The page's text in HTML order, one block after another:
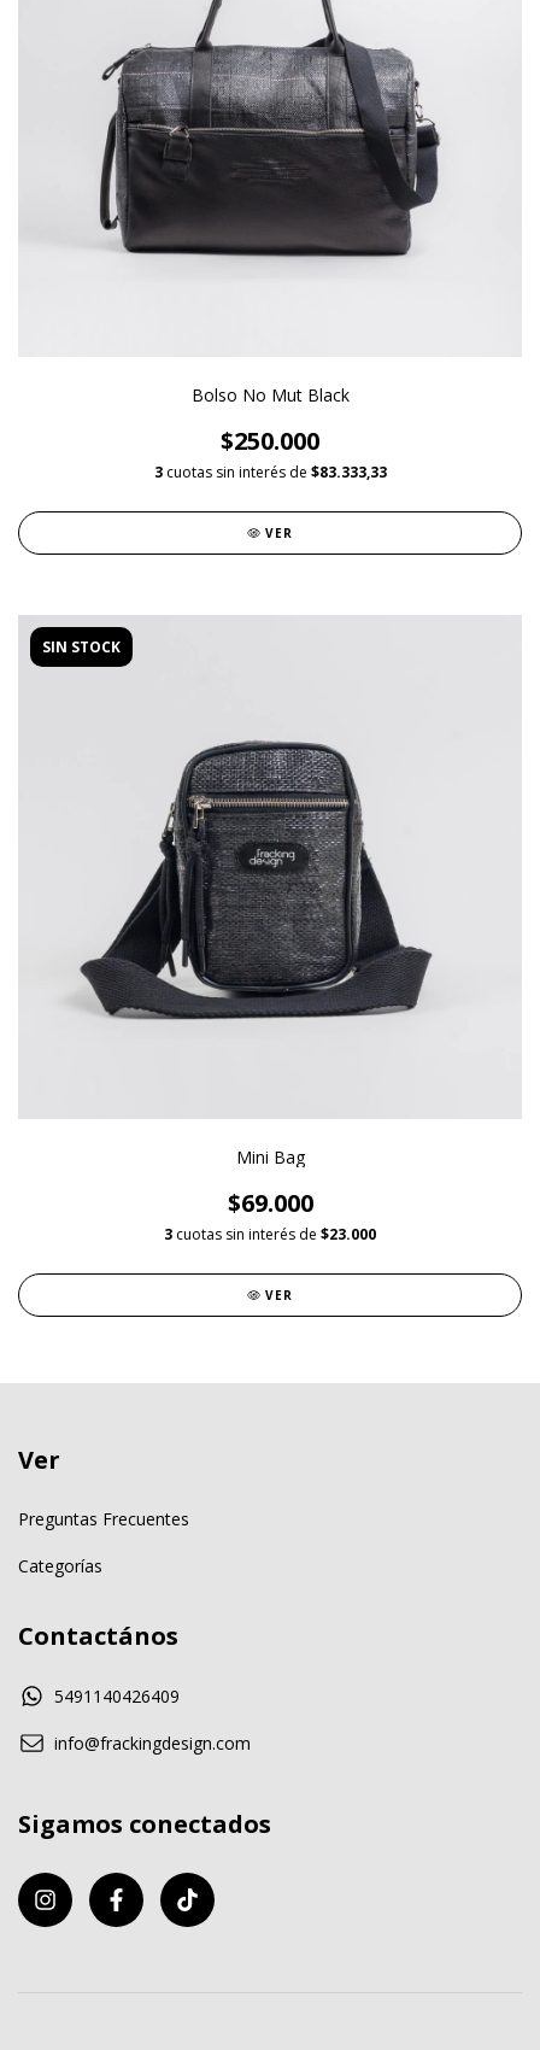
Bolso No Mut Black
$250.000
3 cuotas sin interés de $83.333,33
VER
SIN STOCK
Mini Bag
$69.000
3 cuotas sin interés de $23.000
VER
Ver
Preguntas Frecuentes
Categorías
Contactános
5491140426409
info@frackingdesign.com
Sigamos conectados